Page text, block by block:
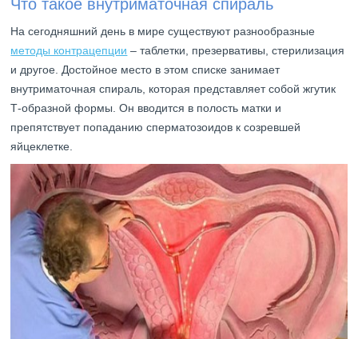
Что такое внутриматочная спираль
На сегодняшний день в мире существуют разнообразные
методы контрацепции – таблетки, презервативы, стерилизация
и другое. Достойное место в этом списке занимает
внутриматочная спираль, которая представляет собой жгутик
Т-образной формы. Он вводится в полость матки и
препятствует попаданию сперматозоидов к созревшей
яйцеклетке.